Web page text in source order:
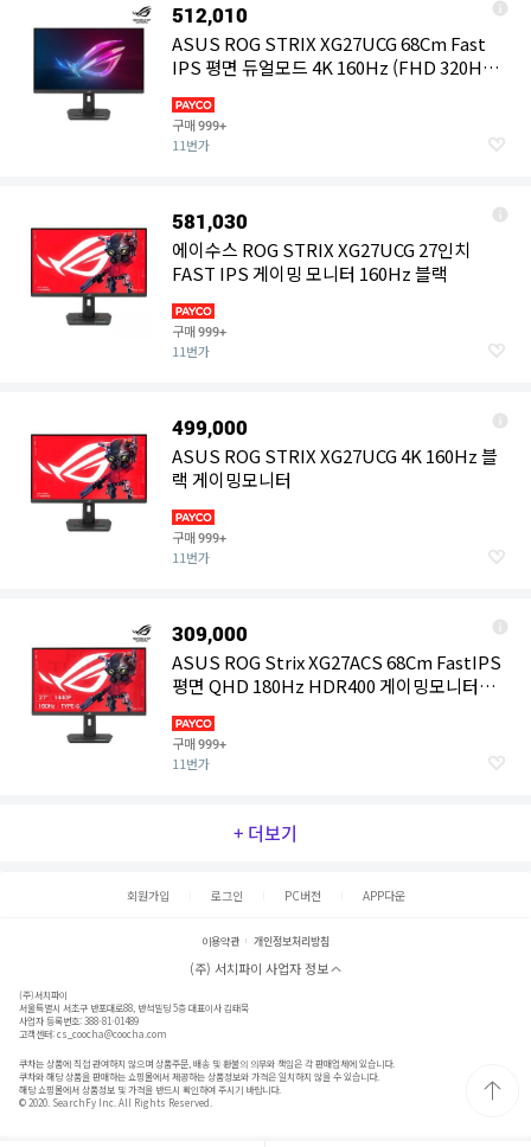
512,010
ASUS ROG STRIX XG27UCG 68Cm Fast
IPS 평면 듀얼모드 4K 160Hz (FHD 320Hz)
구매999+
11번가
581,030
에이수스 ROG STRIX XG27UCG 27인치
FAST IPS 게이밍 모니터 160Hz 블랙
구매999+
11번가
499,000
ASUS ROG STRIX XG27UCG 4K 160Hz 블
랙 게이밍모니터
구매999+
11번가
309,000
ASUS ROG Strix XG27ACS 68Cm FastIPS
평면 QHD 180Hz HDR400 게이밍모니터
구매999+
11번가
+ 더보기
회원가입 로그인 PC버전 APP다운
이용약관 개인정보처리방침
(주) 서치파이 사업자 정보
(주)서치파이
서울특별시 서초구 반포대로88, 반석빌딩 5층 대표이사 김태묵
사업자 등록번호: 388-81-01489
고객센터:cs_coocha@coocha.com
쿠차는 상품에 직접 관여하지 않으며 상품주문, 배송 및 환불의 의무와 책임은 각 판매업체에 있습니다.
쿠차와 해당 상품을 판매하는 쇼핑몰에서 제공하는 상품정보와 가격은 일치하지 않을 수 있습니다.
해당 쇼핑몰에서 상품정보 및 가격을 반드시 확인하여 주시기 바랍니다.
© 2020. SearchFy Inc. All Rights Reserved.